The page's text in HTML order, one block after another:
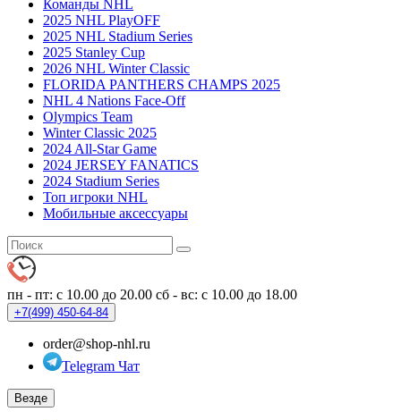
Команды NHL
2025 NHL PlayOFF
2025 NHL Stadium Series
2025 Stanley Cup
2026 NHL Winter Classic
FLORIDA PANTHERS CHAMPS 2025
NHL 4 Nations Face-Off
Olympics Team
Winter Classic 2025
2024 All-Star Game
2024 JERSEY FANATICS
2024 Stadium Series
Топ игроки NHL
Мобильные аксессуары
пн - пт: с 10.00 до 20.00 сб - вс: с 10.00 до 18.00
+7(499) 450-64-84
order@shop-nhl.ru
Telegram Чат
Везде